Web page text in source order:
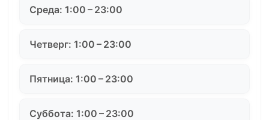
Среда: 1:00 – 23:00
Четверг: 1:00 – 23:00
Пятница: 1:00 – 23:00
Суббота: 1:00 – 23:00